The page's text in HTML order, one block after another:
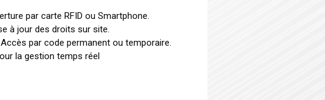
par carte RFID ou Smartphone.
à jour des droits sur site.
Accès par code permanent ou temporaire.
la gestion temps réel